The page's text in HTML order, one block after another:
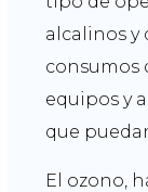
alcalinos y
consumos
equipos y
que
El ozono,